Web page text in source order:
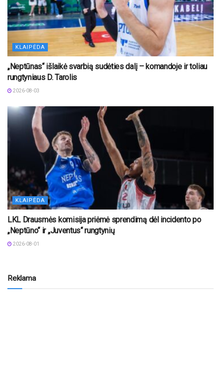
KLAIPĖDA
„Neptūnas“ išlaikė svarbią sudėties dalį – komandoje ir toliau
rungtyniaus D. Tarolis
2026-08-03
KLAIPĖDA
LKL Drausmės komisija priėmė sprendimą dėl incidento po
„Neptūno“ ir „Juventus“ rungtynių
2026-08-01
Reklama